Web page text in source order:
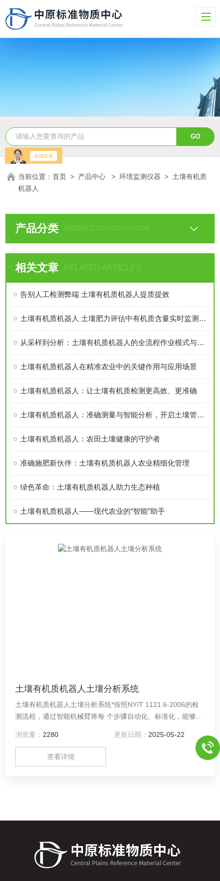
当前位置：首页 > 产品中心 >环境监测仪器 > 土壤有机质
机器人
产品分类 PRODUCT CLASSIFICATION
相关文章 RELATED ARTICLES
告别人工检测弊端 土壤有机质机器人提质提效
土壤有机质机器人 土壤肥力评估中有机质含量实时监测分析机器人
从采样到分析：土壤有机质机器人的全流程作业模式与效率优势
土壤有机质机器人在精准农业中的关键作用与应用场景
土壤有机质机器人：让土壤有机质检测更高效、更准确
土壤有机质机器人：准确测量与智能分析，开启土壤管理新时代
土壤有机质机器人：农田土壤健康的守护者
准确施肥新伙伴：土壤有机质机器人农业精细化管理
绿色革命：土壤有机质机器人助力生态种植
土壤有机质机器人——现代农业的“智能”助手
土壤有机质机器人土壤分析系统
土壤有机质机器人土壤分析系统*按照NY/T 1121.6-2006的检
测流程，通过智能机械臂将每 个步骤自动化、标准化，能够实
率。具体情况请咨询中原标准物质中心（河南德通环保科技有
限公司）客服，*哦！
浏览量： 2280 更新日期： 2025-05-22
查看详情